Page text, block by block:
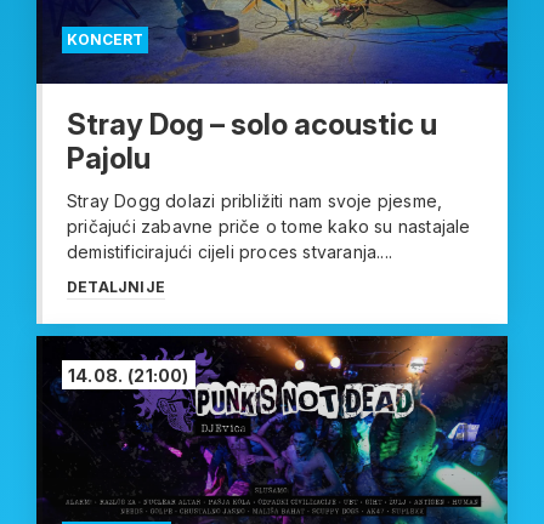
KONCERT
Stray Dog – solo acoustic u
Pajolu
Stray Dogg dolazi približiti nam svoje pjesme,
pričajući zabavne priče o tome kako su nastajale
demistificirajući cijeli proces stvaranja....
DETALJNIJE
14.08. (21:00)